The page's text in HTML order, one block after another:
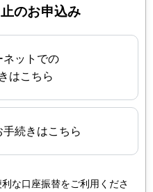
のお申込み
ネットでの
はこちら
続きはこちら
な口座振替をご利用くださ